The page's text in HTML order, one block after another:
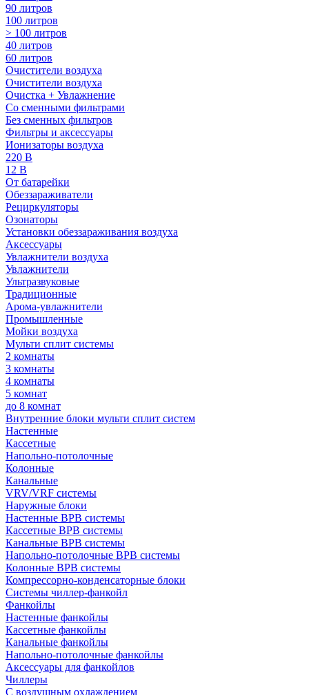
90 литров
100 литров
> 100 литров
40 литров
60 литров
Очистители воздуха
Очистители воздуха
Очистка + Увлажнение
Cо сменными фильтрами
Без сменных фильтров
Фильтры и аксессуары
Ионизаторы воздуха
220 В
12 В
От батарейки
Обеззараживатели
Рециркуляторы
Озонаторы
Установки обеззараживания воздуха
Аксессуары
Увлажнители воздуха
Увлажнители
Ультразвуковые
Традиционные
Арома-увлажнители
Промышленные
Мойки воздуха
Мульти сплит системы
2 комнаты
3 комнаты
4 комнаты
5 комнат
до 8 комнат
Внутренние блоки мульти сплит систем
Настенные
Кассетные
Напольно-потолочные
Колонные
Канальные
VRV/VRF системы
Наружные блоки
Настенные ВРВ системы
Кассетные ВРВ системы
Канальные ВРВ системы
Напольно-потолочные ВРВ системы
Колонные ВРВ системы
Компрессорно-конденсаторные блоки
Системы чиллер-фанкойл
Фанкойлы
Настенные фанкойлы
Кассетные фанкойлы
Канальные фанкойлы
Напольно-потолочные фанкойлы
Аксессуары для фанкойлов
Чиллеры
С воздушным охлаждением